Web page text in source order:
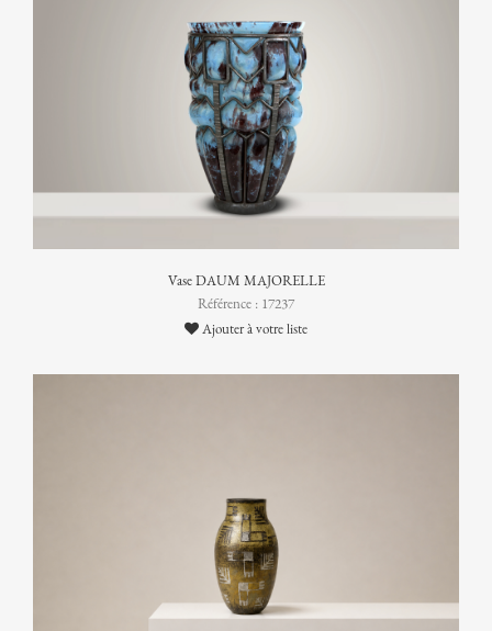
Vase DAUM MAJORELLE
Référence : 17237
Ajouter à votre liste